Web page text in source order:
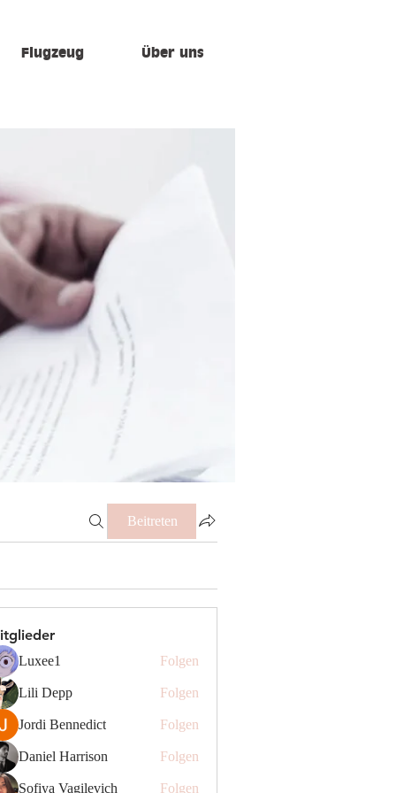
Flugzeug Über uns
Beitreten
Luxee1 Folgen
Lili Depp Folgen
Jordi Bennedict Folgen
Daniel Harrison Folgen
Sofiya Vagilevich
Folgen